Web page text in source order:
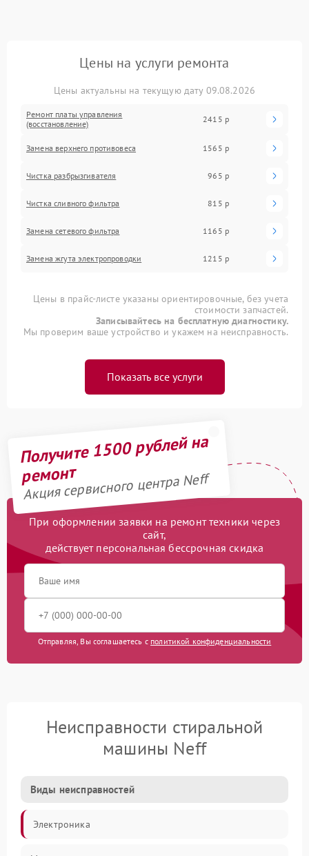
Цены на услуги ремонта
Цены актуальны на текущую дату 09.08.2026
Ремонт платы управления
(восстановление)
2415 р
Замена верхнего противовеса 1565 р
Чистка разбрызгивателя 965 р
Чистка сливного фильтра 815 р
Замена сетевого фильтра 1165 р
Замена жгута электропроводки 1215 р
Цены в прайс-листе указаны ориентировочные, без учета
стоимости запчастей.
Записывайтесь на бесплатную диагностику.
Мы проверим ваше устройство и укажем на неисправность.
Показать все услуги
Получите 1500 рублей на
ремонт
Акция сервисного центра Neff
При оформлении заявки на ремонт техники через
сайт,
действует персональная бессрочная скидка
Отправляя, Вы соглашаетесь с политикой конфиденциальности
Неисправности стиральной
машины Neff
Виды неисправностей
Электроника